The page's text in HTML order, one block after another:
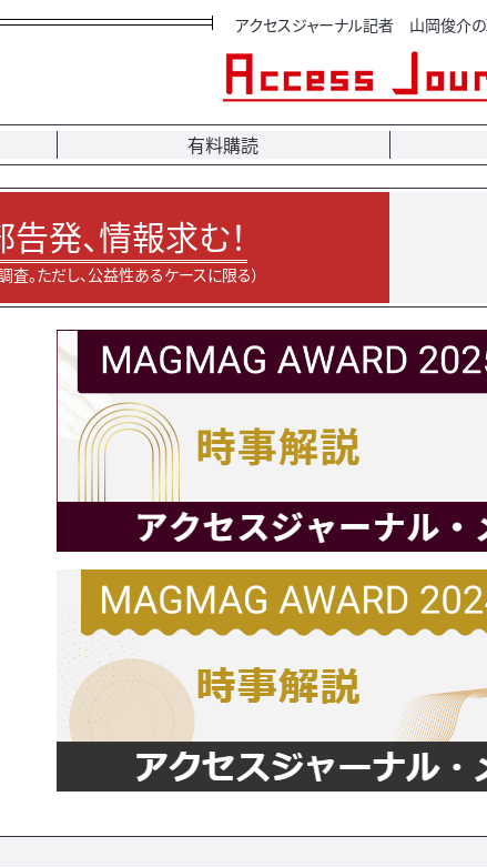
アクセスジャーナル記者 山岡俊介
有料購読
発、情報求む！
査。ただし、公益性あるケースに限る）